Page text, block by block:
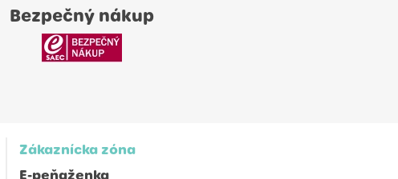
Bezpečný nákup
Zákaznícka zóna